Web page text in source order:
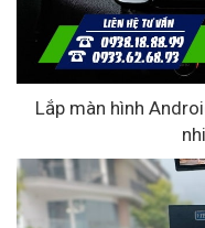
Lắp màn hình